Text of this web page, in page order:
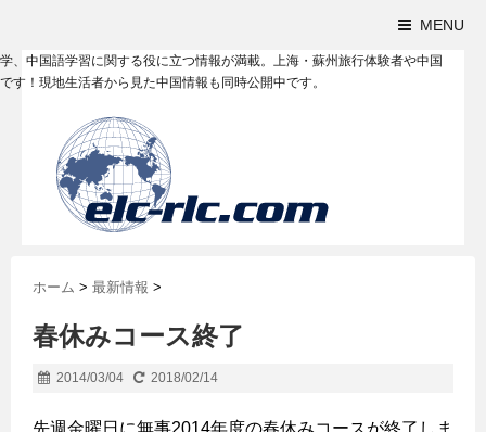
MENU
、中国語学習に関する役に立つ情報が満載。上海・蘇州旅行体験者や中国
す！現地生活者から見た中国情報も同時公開中です。
ホーム > 最新情報 >
春休みコース終了
2014/03/04 2018/02/14
先週金曜日に無事2014年度の春休みコースが終了しま